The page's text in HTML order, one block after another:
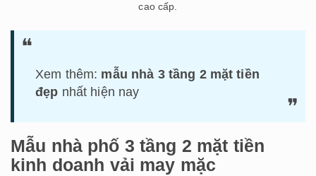
cao cấp.
Xem thêm: mẫu nhà 3 tầng 2 mặt tiền
đẹp nhất hiện nay
Mẫu nhà phố 3 tầng 2 mặt tiền
kinh doanh vải may mặc